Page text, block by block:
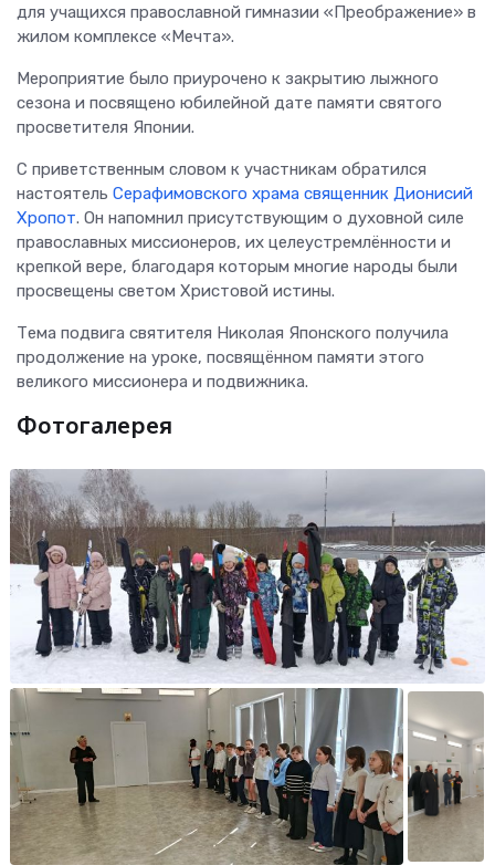
для учащихся православной гимназии «Преображение» в
жилом комплексе «Мечта».
Мероприятие было приурочено к закрытию лыжного
сезона и посвящено юбилейной дате памяти святого
просветителя Японии.
С приветственным словом к участникам обратился
настоятель Серафимовского храма священник Дионисий
Хропот. Он напомнил присутствующим о духовной силе
православных миссионеров, их целеустремлённости и
крепкой вере, благодаря которым многие народы были
просвещены светом Христовой истины.
Тема подвига святителя Николая Японского получила
продолжение на уроке, посвящённом памяти этого
великого миссионера и подвижника.
Фотогалерея